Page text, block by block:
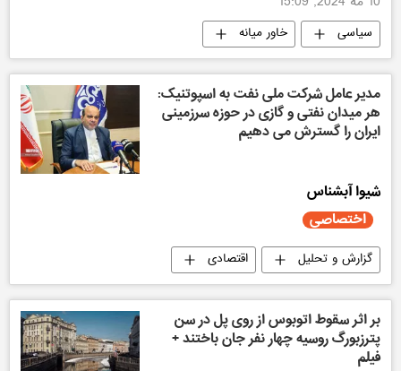
سیاسی خاور میانه
مدیر عامل شرکت ملی نفت به اسپوتنیک:
هر میدان نفتی و گازی در حوزه سرزمینی
ایران را گسترش می دهیم
شیوا آبشناس
اختصاصی
گزارش و تحلیل
اقتصادی
اختصاصی اسپوتنیک
بر اثر سقوط اتوبوس از روی پل در سن
پترزبورگ روسیه چهار نفر جان باختند +
فیلم